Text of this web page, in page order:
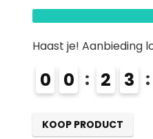
Haast je! Aanbieding
0 0 2 3
KOOP PRODUCT